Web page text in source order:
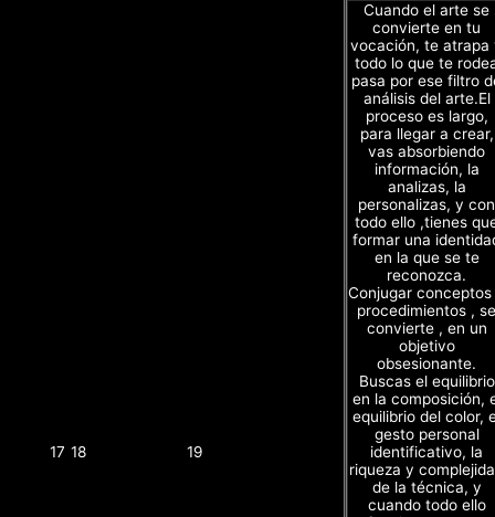
17 18 19
Cuando el arte se
convierte en tu
vocación, te atrapa
todo lo que te
pasa por ese filtro
análisis del arte.El
proceso es largo,
para llegar a crear,
vas absorbiendo
información, la
analizas, la
personalizas, y con
todo ello ,tienes
formar una
en la que se te
reconozca.
Conjugar
procedimientos , se
convierte , en un
objetivo
obsesionante.
Buscas el equilibrio
en la composición,
equilibrio del color,
gesto personal
identificativo, la
riqueza y
de la técnica, y
cuando todo ello